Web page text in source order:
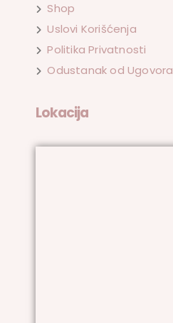
Shop
Uslovi Korišćenja
Politika Privatnosti
Odustanak od Ugovora
Lokacija